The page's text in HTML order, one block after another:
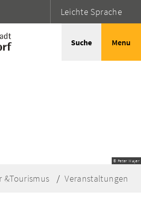
Leichte Sprache
Suche Menu
© Peter Mayer
&Tourismus Veranstaltungen